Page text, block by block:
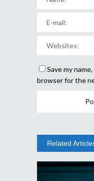
Save my
browser for the
Related